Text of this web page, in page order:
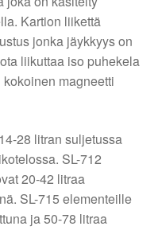
Kartion liikettä
jonka jäykkyys on
liikuttaa iso puhekela
magneetti
28 litran suljetussa
SL-712
20-42 litraa
SL-715 elementeille
ja 50-78 litraa